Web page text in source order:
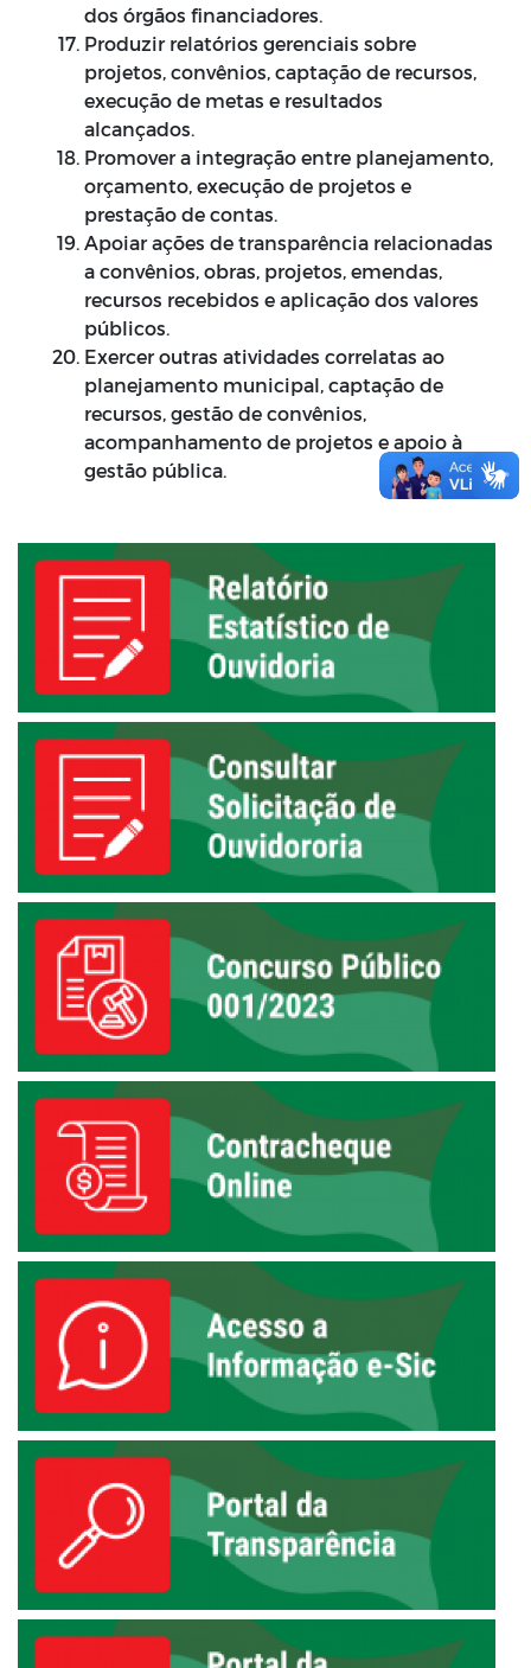
dos órgãos financiadores.
Produzir relatórios gerenciais sobre
projetos, convênios, captação de recursos,
execução de metas e resultados
alcançados.
Promover a integração entre planejamento,
orçamento, execução de projetos e
prestação de contas.
Apoiar ações de transparência relacionadas
a convênios, obras, projetos, emendas,
recursos recebidos e aplicação dos valores
públicos.
Exercer outras atividades correlatas ao
planejamento municipal, captação de
recursos, gestão de convênios,
acompanhamento de projetos e apoio à
gestão pública.